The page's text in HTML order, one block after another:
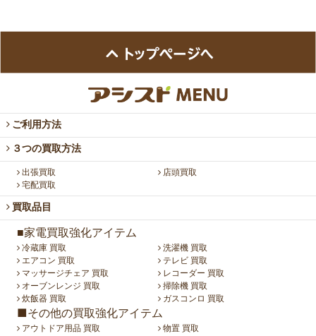
ご利用方法
３つの買取方法
出張買取
店頭買取
宅配買取
買取品目
■家電買取強化アイテム
冷蔵庫 買取
洗濯機 買取
エアコン 買取
テレビ 買取
マッサージチェア 買取
レコーダー 買取
オーブンレンジ 買取
掃除機 買取
炊飯器 買取
ガスコンロ 買取
■その他の買取強化アイテム
アウトドア用品 買取
物置 買取